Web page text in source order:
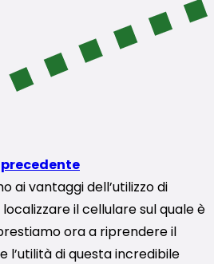
precedente
ai vantaggi dell’utilizzo di
il cellulare sul quale è
ora a riprendere il
l’utilità di questa incredibile